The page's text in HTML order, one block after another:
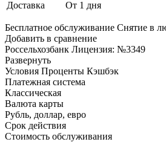
Доставка От 1 дня
Бесплатное обслуживание Снятие в
Добавить в сравнение
Россельхозбанк Лицензия: №3349
Развернуть
Условия Проценты Кэшбэк
Платежная система
Классическая
Валюта карты
Рубль, доллар, евро
Срок действия
Стоимость обслуживания